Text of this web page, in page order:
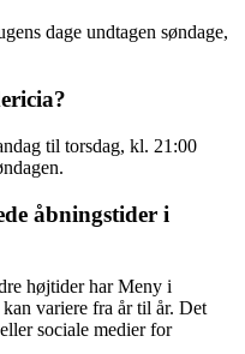
dage undtagen søndage,
til torsdag, kl. 21:00
åbningstider i
højtider har Meny i
variere fra år til år. Det
sociale medier for